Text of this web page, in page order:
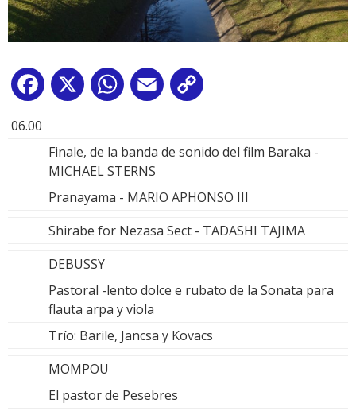
Facebook
X WhatsApp
Email
06.00
Finale, de la banda de sonido del film Baraka -
MICHAEL STERNS
Pranayama - MARIO APHONSO III
Shirabe for Nezasa Sect - TADASHI TAJIMA
DEBUSSY
Pastoral -lento dolce e rubato de la Sonata para
flauta arpa y viola
Trío: Barile, Jancsa y Kovacs
MOMPOU
El pastor de Pesebres